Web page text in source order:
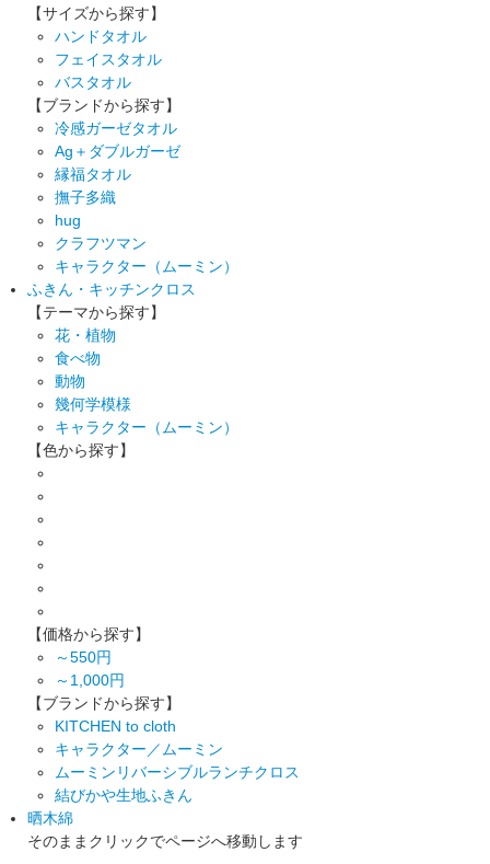
【サイズから探す】
ハンドタオル
フェイスタオル
バスタオル
【ブランドから探す】
冷感ガーゼタオル
Ag＋ダブルガーゼ
縁福タオル
撫子多織
hug
クラフツマン
キャラクター（ムーミン）
ふきん・キッチンクロス
【テーマから探す】
花・植物
食べ物
動物
幾何学模様
キャラクター（ムーミン）
【色から探す】
【価格から探す】
～550円
～1,000円
【ブランドから探す】
KITCHEN to cloth
キャラクター／ムーミン
ムーミンリバーシブルランチクロス
結びかや生地ふきん
晒木綿
そのままクリックでページへ移動します